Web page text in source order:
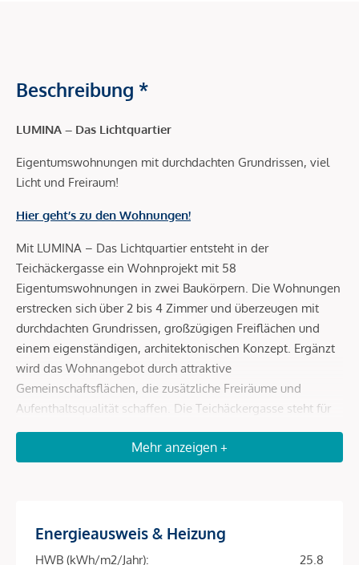
Beschreibung *
LUMINA – Das Lichtquartier
Eigentumswohnungen mit durchdachten Grundrissen, viel
Licht und Freiraum!
Hier geht’s zu den Wohnungen!
Mit LUMINA – Das Lichtquartier entsteht in der
Teichäckergasse ein Wohnprojekt mit 58
Eigentumswohnungen in zwei Baukörpern. Die Wohnungen
erstrecken sich über 2 bis 4 Zimmer und überzeugen mit
durchdachten Grundrissen, großzügigen Freiflächen und
einem eigenständigen, architektonischen Konzept. Ergänzt
wird das Wohnangebot durch attraktive
Gemeinschaftsflächen, die zusätzliche Freiräume und
Aufenthaltsqualität schaffen. Die Teichäckergasse steht für
ein Wohnumfeld mit viel Freiraum und besonderem
Grünbezug. Angrenzend an das Stadtwäldchen entsteht ein
Durchdachte Grundrisse und helle Wohnräume
Mehr anzeigen +
Energieausweis & Heizung
HWB (kWh/m2/Jahr):
25.8